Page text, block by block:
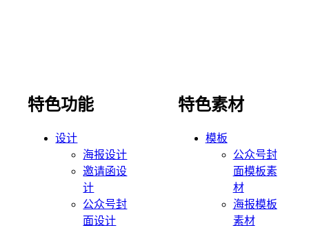
特色功能
设计
海报设计
邀请函设
计
公众号封
面设计
特色素材
模板
公众号封
面模板素
材
海报模板
素材